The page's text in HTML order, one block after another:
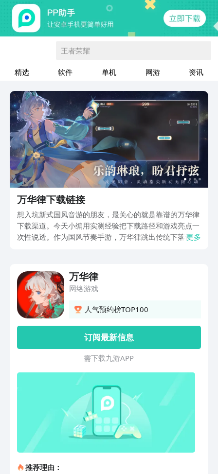
王者荣耀
精选 软件 单机 网游 资讯
万华律下载链接
想入坑新式国风音游的朋友，最关心的就是靠谱的万华律
下载渠道。今天小编用实测经验把下载路径和游戏亮点一
次性说透。作为国风节奏手游，万华律跳出传统下落音符
配你的游玩节奏坑。
更多
万华律
网络游戏
人气预约榜TOP100
订阅最新信息
需 下 载 九 游 A P P
推荐理由：